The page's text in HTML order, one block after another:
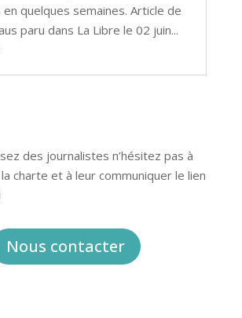
quelques semaines. Article de
paru dans La Libre le 02 juin...
des journalistes n’hésitez pas à
charte et à leur communiquer le lien
Nous contacter